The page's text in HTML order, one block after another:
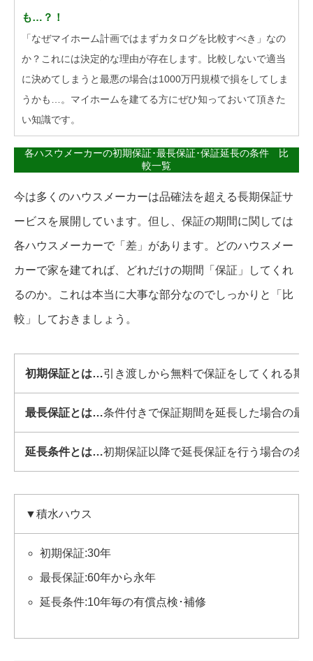
も…？！
「なぜマイホーム計画ではまずカタログを比較すべき」なの
か？これには決定的な理由が存在します。比較しないで適当
に決めてしまうと最悪の場合は1000万円規模で損をしてしま
うかも…。マイホームを建てる方にぜひ知っておいて頂きた
い知識です。
各ハスウメーカーの初期保証･最長保証･保証延長の条件 比
較一覧
今は多くのハウスメーカーは品確法を超える長期保証サ
ービスを展開しています。但し、保証の期間に関しては
各ハウスメーカーで「差」があります。どのハウスメー
カーで家を建てれば、どれだけの期間「保証」してくれ
るのか。これは本当に大事な部分なのでしっかりと「比
較」しておきましょう。
初期保証とは…引き渡しから無料で保証をしてくれる期
最長保証とは…条件付きで保証期間を延長した場合の最
延長条件とは…初期保証以降で延長保証を行う場合の条
▼積水ハウス
初期保証:30年
最長保証:60年から永年
延長条件:10年毎の有償点検･補修